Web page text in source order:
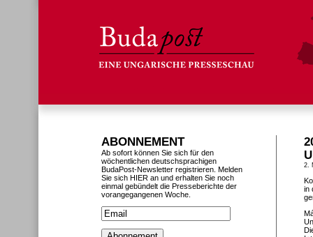
2.
in
ABONNEMENT
Ab sofort können Sie sich für den
wöchentlichen deutschsprachigen
BudaPost-Newsletter registrieren. Melden
Sie sich HIER an und erhalten Sie noch
einmal gebündelt die Presseberichte der
vorangegangenen Woche.